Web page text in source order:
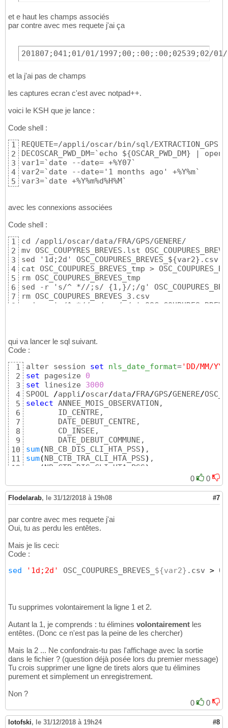
et e haut les champs associés
par contre avec mes requete j'ai ça
201807;041;01/01/1997;00;:00;:00;02539;02/
et la j'ai pas de champs
les captures ecran c'est avec notpad++.
voici le KSH que je lance :
Code shell :
1
2
3
4
5
REQUETE=/appli/oscar/bin/sql/
DECOSCAR_PWD_DM=`echo ${OSCAR_PWD_DM} |
var1=`date --date= +%Y07`
var2=`date --date='1 months ago' +%Y%m`
var3=`date +%Y%m%d%H%M`
avec les connexions associées
Code shell :
1
2
3
4
5
6
7
8
cd /appli/oscar/data/FRA/GPS/GENERE/
mv OSC_COUPYRES_BREVES.lst
sed '1d;2d' OSC_COUPURES_BREVES_${var2}.csv >
cat OSC_COUPURES_BREVES_tmp >
rm OSC_COUPURES_BREVES_tmp
sed -r 's/^ *//;s/ {1,}/;/g'
rm OSC_COUPURES_BREVES_3.csv
sed -r 's/^ *//;s/ ;:/ /g'
qui va lancer le sql suivant.
Code :
1
2
3
4
5
6
7
8
9
10
11
12
14
15
16
18
19
20
21
23
27
29
alter session set nls_date_format='DD/MM/
set pagesize 0
set linesize 3000
SPOOL /appli/oscar/data/ FRA/GPS/GENERE/
select ANNEE_MOIS_OBSERVATION,
       ID_CENTRE,
       DATE_DEBUT_CENTRE,
       CD_INSEE,
sum( NB_CB_DIS_CLI_HTA_PSS)
sum( NB_CTB_TRA_CLI_HTA_PSS)
(NB_CTB_DIS_CLI_HTA_PSS)
sum(NB_CB_DIS_CLI_HTA)
sum( NB_CTB_TRA_CLI_HTA
sum(NB_CTB_DIS_CLI_HTA)
sum(NB_CB_DIS_CLI_BT
sum (NB_CTB_TRA_CLI_BT
sum
NB_CTB_DIS_CLI_BT
from OSCAR_DM.DM_COUPURE_BREVE_F
where ANNEE_MOIS_OBSERVATION between
--and cd_insee <>
'-1'
group by ANNEE_MOIS_OBSERVATION,
       CD_INSEE,
SPOOL OFF
0 0
Flodelarab, le 31/12/2018 à 19h08 #7
par contre avec mes requete j'ai
Oui, tu as perdu les entêtes.
Mais je lis ceci:
Code :
sed '1d;2d' OSC_COUPURES_BREVES_ ${var2} .csv >
Tu supprimes volontairement la ligne 1 et 2.
Autant la 1, je comprends : tu élimines volontairement les
entêtes. (Donc ce n'est pas la peine de les chercher)
Mais la 2 ... Ne confondrais-tu pas l'affichage avec la sortie
dans le fichier ? (question déjà posée lors du premier message)
Tu crois supprimer une ligne de tirets alors que tu élimines
purement et simplement un enregistrement.
Non ?
0
0
lotofski, le 31/12/2018 à 19h24 #8